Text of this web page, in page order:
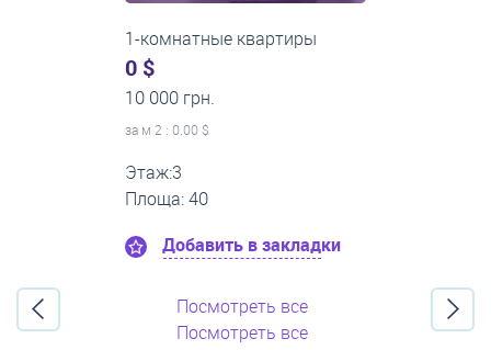
1-комнатные квартиры
0 $
11 200 грн.
за м 2 : 0.00 $
Этаж:1
Площа: 35
Добавить в закладки
Посмотреть все
Посмотреть все